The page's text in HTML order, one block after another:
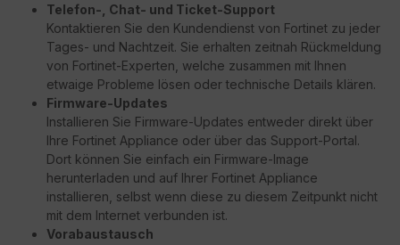
Telefon-, Chat- und Ticket-Support
Kontaktieren Sie den Kundendienst von Fortinet zu jeder
Tages- und Nachtzeit. Sie erhalten zeitnah Rückmeldung
von Fortinet-Experten, welche zusammen mit Ihnen
etwaige Probleme lösen oder technische Details klären.
Firmware-Updates
Installieren Sie Firmware-Updates entweder direkt über
Ihre Fortinet Appliance oder über das Support-Portal.
Dort können Sie einfach ein Firmware-Image
herunterladen und auf Ihrer Fortinet Appliance
installieren, selbst wenn diese zu diesem Zeitpunkt nicht
mit dem Internet verbunden ist.
Vorabaustausch